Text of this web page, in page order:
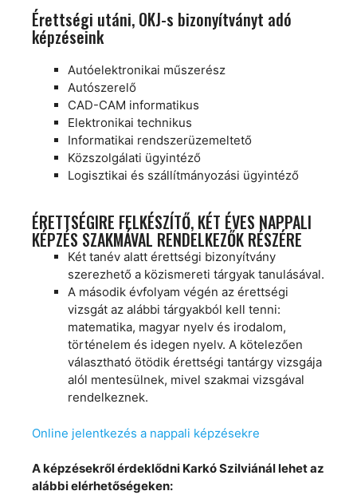
Érettségi utáni, OKJ-s bizonyítványt adó
képzéseink
Autóelektronikai műszerész
Autószerelő
CAD-CAM informatikus
Elektronikai technikus
Informatikai rendszerüzemeltető
Közszolgálati ügyintéző
Logisztikai és szállítmányozási ügyintéző
ÉRETTSÉGIRE FELKÉSZÍTŐ, KÉT ÉVES NAPPALI
KÉPZÉS SZAKMÁVAL RENDELKEZŐK RÉSZÉRE
Két tanév alatt érettségi bizonyítvány
szerezhető a közismereti tárgyak tanulásával.
A második évfolyam végén az érettségi
vizsgát az alábbi tárgyakból kell tenni:
matematika, magyar nyelv és irodalom,
történelem és idegen nyelv. A kötelezően
választható ötödik érettségi tantárgy vizsgája
alól mentesülnek, mivel szakmai vizsgával
rendelkeznek.
Online jelentkezés a nappali képzésekre
A képzésekről érdeklődni Karkó Szilviánál lehet az
alábbi elérhetőségeken: